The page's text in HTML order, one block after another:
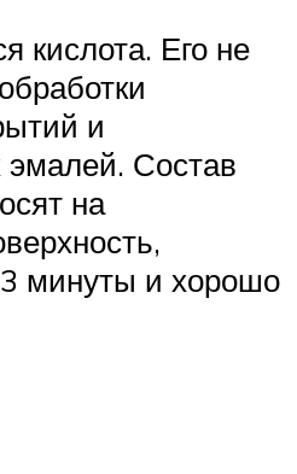
кислота. Его не
и
эмалей. Состав
на
минуты и хорошо